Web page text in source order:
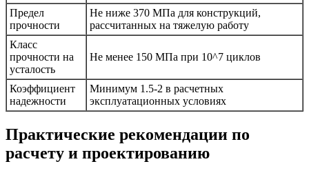
Предел
прочности
Не ниже 370 МПа для конструкций,
рассчитанных на тяжелую работу
Класс
прочности на
усталость
Не менее 150 МПа при 10^7 циклов
Коэффициент
надежности
Минимум 1.5-2 в расчетных
эксплуатационных условиях
Практические рекомендации по
расчету и проектированию